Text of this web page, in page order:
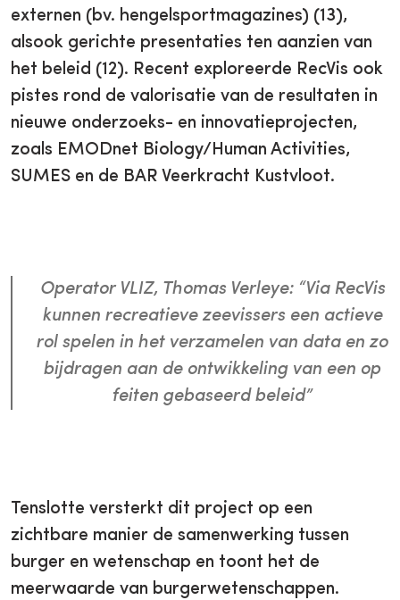
externen (bv. hengelsportmagazines) (13),
alsook gerichte presentaties ten aanzien van
het beleid (12). Recent exploreerde RecVis ook
pistes rond de valorisatie van de resultaten in
nieuwe onderzoeks- en innovatieprojecten,
zoals EMODnet Biology/Human Activities,
SUMES en de BAR Veerkracht Kustvloot.
Operator VLIZ, Thomas Verleye: “Via RecVis
kunnen recreatieve zeevissers een actieve
rol spelen in het verzamelen van data en zo
bijdragen aan de ontwikkeling van een op
feiten gebaseerd beleid”
Tenslotte versterkt dit project op een
zichtbare manier de samenwerking tussen
burger en wetenschap en toont het de
meerwaarde van burgerwetenschappen.